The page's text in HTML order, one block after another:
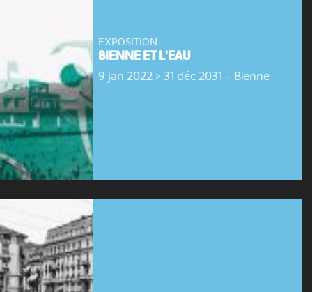
EXPOSITION
BIENNE ET L'EAU
9 jan 2022 > 31 déc 2031 - Bienne